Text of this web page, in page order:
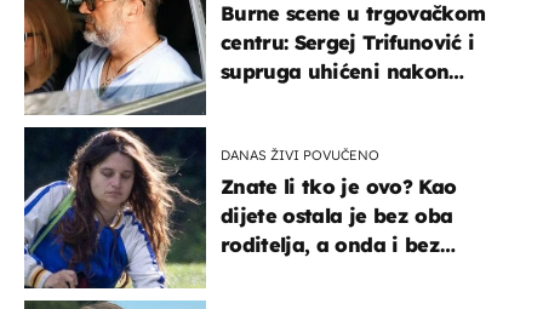
Burne scene u trgovačkom
centru: Sergej Trifunović i
supruga uhićeni nakon
DANAS ŽIVI POVUČENO
Znate li tko je ovo? Kao
dijete ostala je bez oba
roditelja, a onda i bez